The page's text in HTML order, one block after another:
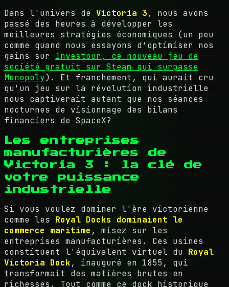
Dans l'univers de Victoria 3, nous avons
passé des heures à développer les
meilleures stratégies économiques (un peu
comme quand nous essayons d'optimiser nos
gains sur Investour, ce nouveau jeu de
société gratuit sur Steam qui surpasse
Monopoly). Et franchement, qui aurait cru
qu'un jeu sur la révolution industrielle
nous captiverait autant que nos séances
nocturnes de visionnage des bilans
financiers de SpaceX?
Les entreprises
manufacturières de
Victoria 3 : la clé de
votre puissance
industrielle
Si vous voulez dominer l'ère victorienne
comme les Royal Docks dominaient le
commerce maritime , misez sur les
entreprises manufacturières. Ces usines
constituent l'équivalent virtuel du Royal
Victoria Dock, inauguré en 1855, qui
transformait des matières brutes en
richesses. Tout comme ce dock historique